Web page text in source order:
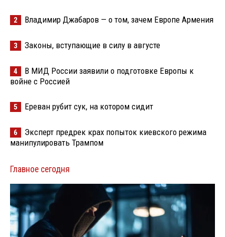
2 Владимир Джабаров — о том, зачем Европе Армения
3 Законы, вступающие в силу в августе
4
В МИД России заявили о подготовке Европы к
войне с Россией
5 Ереван рубит сук, на котором сидит
6
Эксперт предрек крах попыток киевского режима
манипулировать Трампом
Главное сегодня